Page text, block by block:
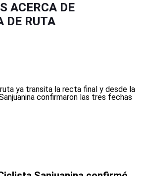
ACERCA DE
DE RUTA